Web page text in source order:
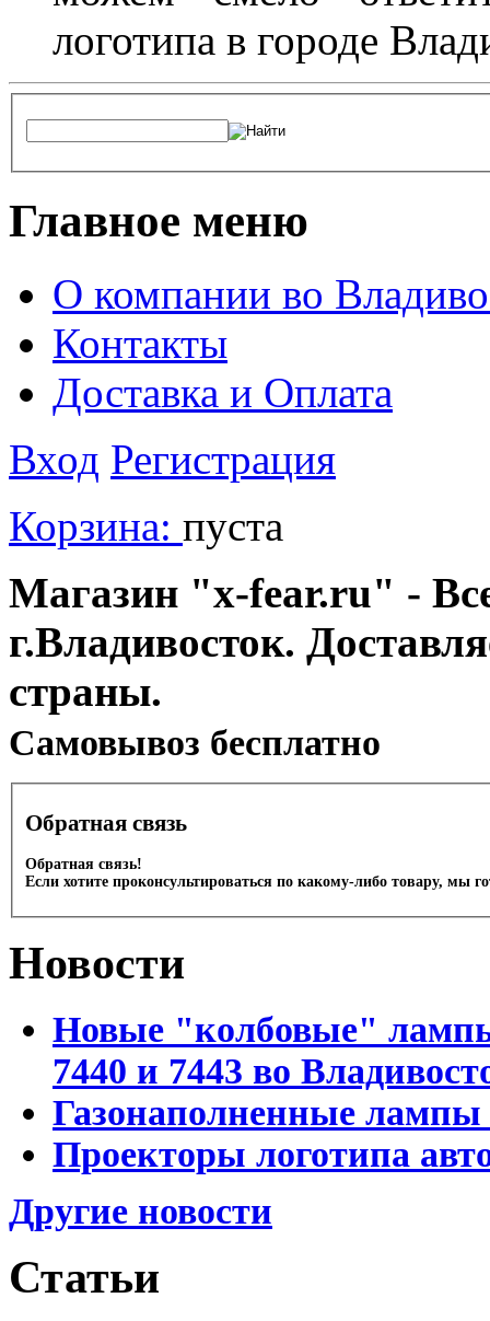
логотипа в городе
Главное меню
О компании во
Контакты
Доставка и Оплата
Вход Регистрация
Корзина: пуста
Магазин "x-fear.ru" -
г.Владивосток.
страны.
Cамовывоз бесплатно
Обратная связь
Обратная связь!
Если хотите проконсультироваться по какому-либо товару, мы
Новости
Новые "колбовые"
7440 и 7443 во
Газонаполненные лампы
Проекторы логотипа
Другие новости
Статьи